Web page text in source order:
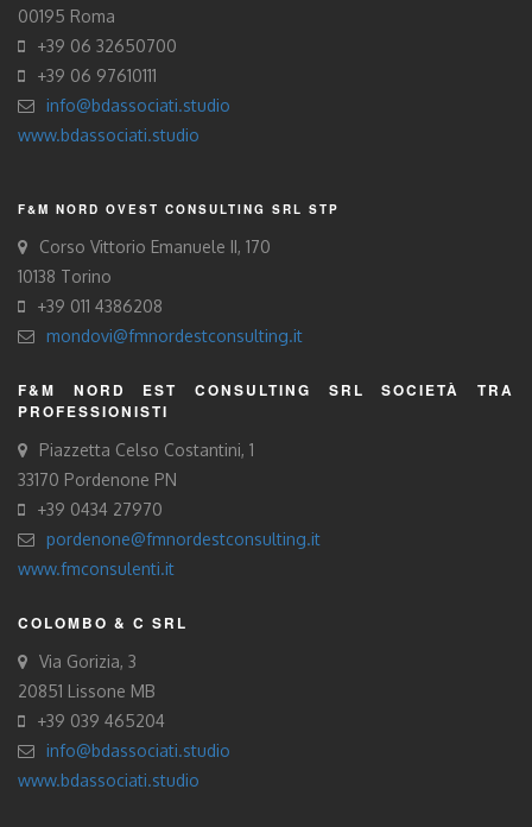
00195 Roma
+39 06 32650700
+39 06 97610111
info@bdassociati.studio
www.bdassociati.studio
F&M NORD OVEST CONSULTING SRL STP
Corso Vittorio Emanuele II, 170
10138 Torino
+39 011 4386208
mondovi@fmnordestconsulting.it
F&M NORD EST CONSULTING SRL SOCIETÀ TRA
PROFESSIONISTI
Piazzetta Celso Costantini, 1
33170 Pordenone PN
+39 0434 27970
pordenone@fmnordestconsulting.it
www.fmconsulenti.it
COLOMBO & C SRL
Via Gorizia, 3
20851 Lissone MB
+39 039 465204
info@bdassociati.studio
www.bdassociati.studio